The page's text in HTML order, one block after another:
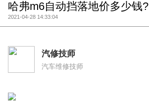
哈弗m6自动挡落地价多少钱?
2021-04-28 14:33:04
汽修技师
汽车维修技师